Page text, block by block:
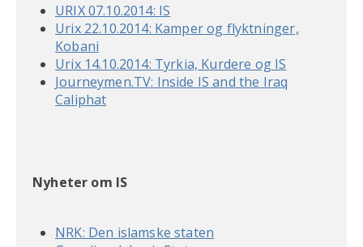
URIX 07.10.2014: IS
Urix 22.10.2014: Kamper og flyktninger,
Kobani
Urix 14.10.2014: Tyrkia, Kurdere og IS
Journeymen.TV: Inside IS and the Iraq
Caliphat
Nyheter om IS
NRK: Den islamske staten